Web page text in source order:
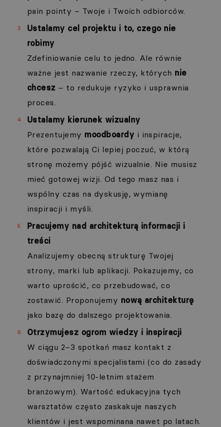
pain pointy – Twoje i Twoich odbiorców.
Ustalamy cel projektu i to, czego nie
robimy
Zdefiniowanie celu to jedno. Ale równie
ważne jest nazwanie rzeczy, których nie
chcesz – to redukuje ryzyko i usprawnia
proces.
Ustalamy kierunek wizualny
Prezentujemy moodboardy i inspiracje,
które pozwalają Ci lepiej poczuć, w którą
stronę możemy pójść wizualnie. Nie musisz
mieć gotowej wizji. Od tego masz nas i
wspólny czas na dyskusję, wymianę
inspiracji i myśli.
Pracujemy nad architekturą informacji i
treści
Analizujemy obecną strukturę Twojej
strony, marki lub aplikacji. Pokazujemy, co
warto uprościć, co przebudować, co
zostawić. Proponujemy nową architekturę
jako bazę do dalszego projektowania.
Otrzymujesz ogrom wiedzy i inspiracji
W ciągu 2–3 spotkań masz kontakt z
doświadczonymi specjalistami (co do zasady
z przynajmniej 10-letnim stażem
branżowym). Wartość edukacyjna tych
warsztatów często zaskakuje naszych
klientów i jest wspominana nawet po latach.